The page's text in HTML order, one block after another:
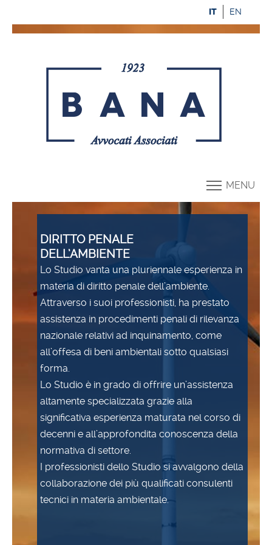
EN
IT
MENU
DIRITTO PENALE
DELL’AMBIENTE
Lo Studio vanta una pluriennale esperienza in
materia di diritto penale dell’ambiente.
Attraverso i suoi professionisti, ha prestato
assistenza in procedimenti penali di rilevanza
nazionale relativi ad inquinamento, come
all’offesa di beni ambientali sotto qualsiasi
forma.
Lo Studio è in grado di offrire un’assistenza
altamente specializzata grazie alla
significativa esperienza maturata nel corso di
decenni e all’approfondita conoscenza della
normativa di settore.
I professionisti dello Studio si avvalgono della
collaborazione dei più qualificati consulenti
tecnici in materia ambientale.